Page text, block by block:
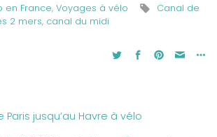
en France, Voyages à vélo
Canal de
2 mers, canal du midi
Paris jusqu’au Havre à vélo